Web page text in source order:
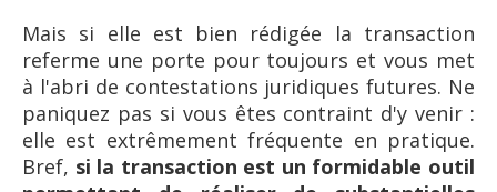
Mais si elle est bien rédigée la transaction
referme une porte pour toujours et vous met
à l'abri de contestations juridiques futures. Ne
paniquez pas si vous êtes contraint d'y venir :
elle est extrêmement fréquente en pratique.
Bref, si la transaction est un formidable outil